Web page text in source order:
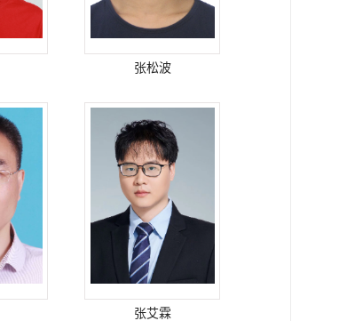
张松波
张艾霖